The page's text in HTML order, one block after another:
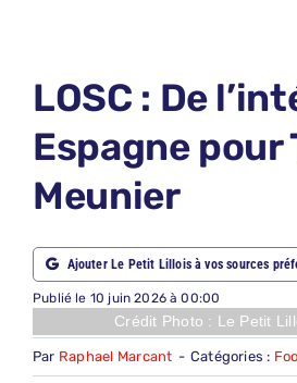
ABONNEMENTS
NOUS CONTACTER
NOUS SUIVRE
LOSC : De
Espagne pour
Meunier
Ajouter Le Petit Lillois à vos sources
Publié le 10 juin 2026 à 00:00
Crédit Photo : Le Petit
Par Raphael Marcant - Catégories :